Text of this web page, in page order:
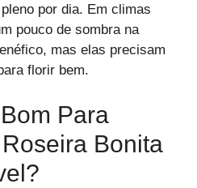
por dia. Em climas
pouco de sombra na
mas elas precisam
florir bem.
Para
Bonita